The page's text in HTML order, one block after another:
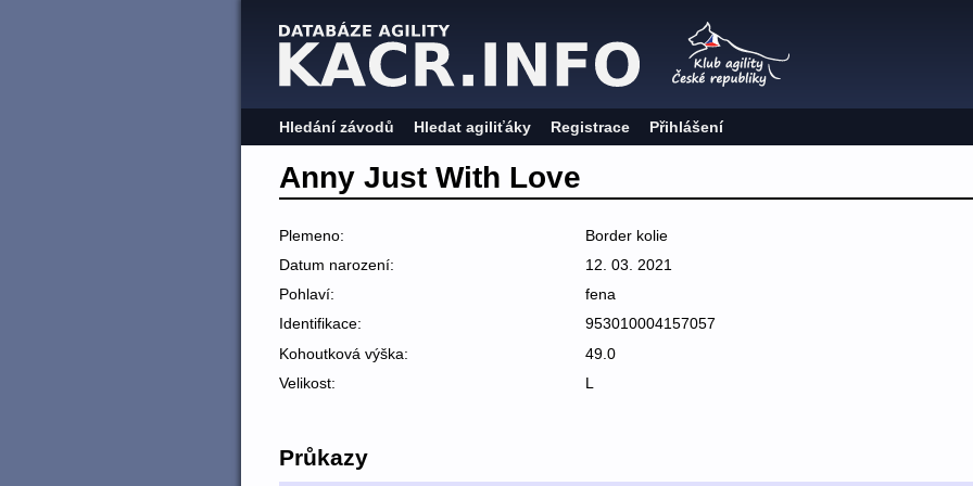
Hledání závodů Hledat agiliťáky Registrace Přihlášení
Anny Just With Love
Plemeno:
Border kolie
Datum narození:
12. 03. 2021
Pohlaví:
fena
Identifikace:
953010004157057
Kohoutková výška:
49.0
Velikost:
L
Průkazy